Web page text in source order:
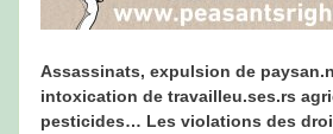
Assassinats, expulsion de
intoxication de travailleu.ses.rs
pesticides… Les violations des